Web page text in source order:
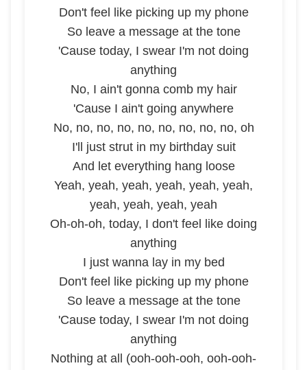
Don't feel like picking up my phone
So leave a message at the tone
'Cause today, I swear I'm not doing
anything
No, I ain't gonna comb my hair
'Cause I ain't going anywhere
No, no, no, no, no, no, no, no, no, oh
I'll just strut in my birthday suit
And let everything hang loose
Yeah, yeah, yeah, yeah, yeah, yeah,
yeah, yeah, yeah, yeah
Oh-oh-oh, today, I don't feel like doing
anything
I just wanna lay in my bed
Don't feel like picking up my phone
So leave a message at the tone
'Cause today, I swear I'm not doing
anything
Nothing at all (ooh-ooh-ooh, ooh-ooh-